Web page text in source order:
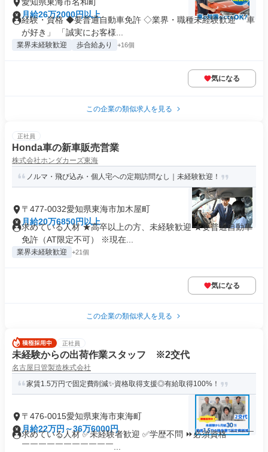
月給26万2000円以上
経験・資格 ◆要普通自動車免許 ◇業界・職種未経験歓迎 「車
が好き」 「誠実にお客様...
業界未経験歓迎 歩合給あり +16個
気になる
この企業の類似求人を見る
正社員
Honda車の新車販売営業
株式会社ホンダカーズ東海
ノルマ・飛び込み・個人宅への定期訪問なし｜未経験歓迎！
〒477-0032愛知県東海市加木屋町
月給20万6850円以上
求めている人材 ★高卒以上の方、未経験歓迎 ★要普通自動車
免許（AT限定不可） ※現在...
業界未経験歓迎 +21個
気になる
この企業の類似求人を見る
正社員
未経験からの出荷作業スタッフ ※2交代
名古屋日管製造株式会社
家賃1.5万円で固定費削減✨資格取得支援◎有給取得100%！
〒476-0015愛知県東海市東海町
月給22万円～36万6000円
求めている人材 ✅未経験者歓迎 ✅学歴不問 ⏩必須資格 ￣￣￣
￣￣￣￣￣￣￣￣￣￣￣...